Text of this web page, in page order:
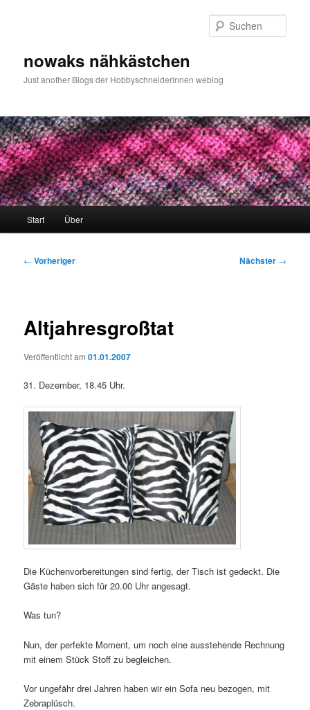
nowaks nähkästchen
Just another Blogs der Hobbyschneiderinnen weblog
Start Über
Beitragsnavigation
← Vorheriger Nächster →
Altjahresgroßtat
Veröffentlicht am01.01.2007
31. Dezember, 18.45 Uhr.
Die Küchenvorbereitungen sind fertig, der Tisch ist gedeckt. Die
Gäste haben sich für 20.00 Uhr angesagt.
Was tun?
Nun, der perfekte Moment, um noch eine ausstehende Rechnung
mit einem Stück Stoff zu begleichen.
Vor ungefähr drei Jahren haben wir ein Sofa neu bezogen, mit
Zebraplüsch.